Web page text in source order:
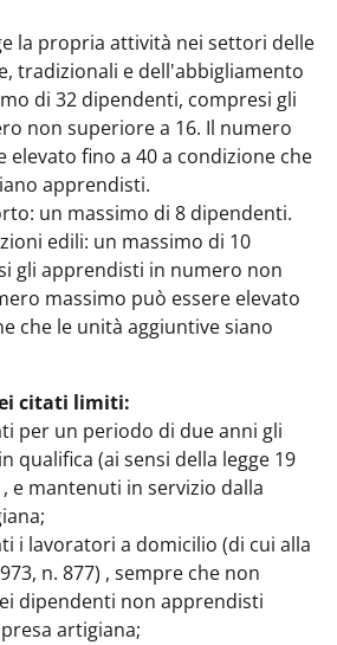
la propria attività nei settori delle
tradizionali e dell'abbigliamento
di 32 dipendenti, compresi gli
non superiore a 16. Il numero
elevato fino a 40 a condizione che
apprendisti.
un massimo di 8 dipendenti.
edili: un massimo di 10
gli apprendisti in numero non
massimo può essere elevato
che le unità aggiuntive siano
citati limiti:
per un periodo di due anni gli
qualifica (ai sensi della legge 19
, e mantenuti in servizio dalla
i lavoratori a domicilio (di cui alla
n. 877) , sempre che non
dipendenti non apprendisti
artigiana;